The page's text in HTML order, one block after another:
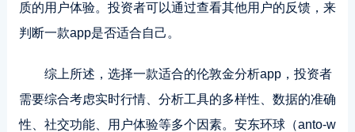
质的用户体验。投资者可以通过查看其他用户的反馈，来
判断一款app是否适合自己。
综上所述，选择一款适合的伦敦金分析app，投资者
需要综合考虑实时行情、分析工具的多样性、数据的准确
性、社交功能、用户体验等多个因素。安东环球（anto-w